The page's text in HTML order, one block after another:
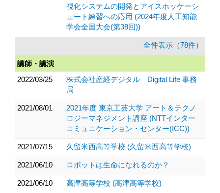
視化システムの開発とアイスホッケーシ
ュート練習への応用 (2024年度人工知能
学会全国大会(第38回))
全件表示（78件）
講師・講演
2022/03/25
株式会社産経デジタル Digital Life 事務
局
2021/08/01
2021年度 東京工芸大学 アート＆テクノ
ロジーマネジメント講座 (NTTインター
コミュニケーション・センター(ICC))
2021/07/15 久留米西高等学校 (久留米西高等学校)
2021/06/10 ロボットは生命になれるのか？
2021/06/10 高津高等学校 (高津高等学校)